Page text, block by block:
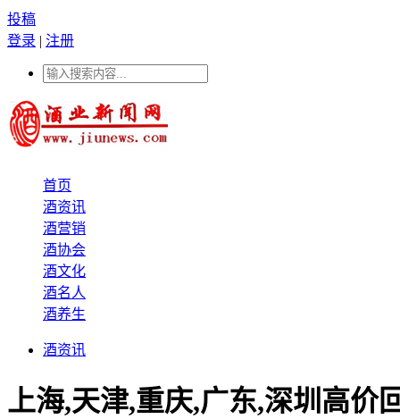
投稿
登录 | 注册
首页
酒资讯
酒营销
酒协会
酒文化
酒名人
酒养生
酒资讯
上海,天津,重庆,广东,深圳高价